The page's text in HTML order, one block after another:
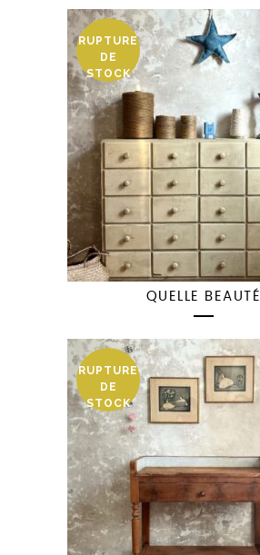
RUPTURE
DE
STOCK
QUELLE BEAUTÉ
RUPTURE
DE
STOCK